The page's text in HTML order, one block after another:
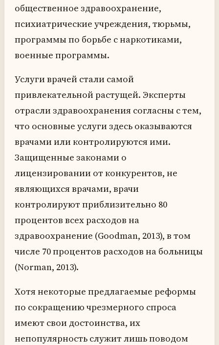
общественное здравоохранение,
психиатрические учреждения, тюрьмы,
программы по борьбе с наркотиками,
военные программы.
Услуги врачей стали самой
привлекательной растущей. Эксперты
отрасли здравоохранения согласны с тем,
что основные услуги здесь оказываются
врачами или контролируются ими.
Защищенные законами о
лицензировании от конкурентов, не
являющихся врачами, врачи
контролируют приблизительно 80
процентов всех расходов на
здравоохранение (Goodman, 2013), в том
числе 70 процентов расходов на больницы
(Norman, 2013).
Хотя некоторые предлагаемые реформы
по сокращению чрезмерного спроса
имеют свои достоинства, их
непопулярность служит лишь поводом